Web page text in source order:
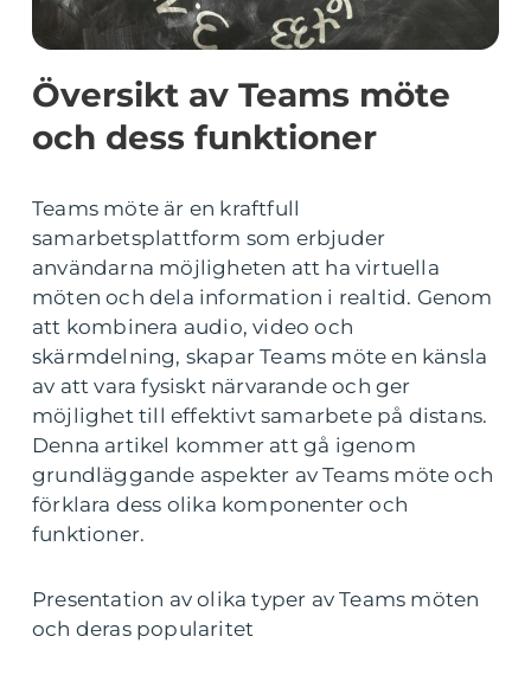
Översikt av Teams möte
och dess funktioner
Teams möte är en kraftfull
samarbetsplattform som erbjuder
användarna möjligheten att ha virtuella
möten och dela information i realtid. Genom
att kombinera audio, video och
skärmdelning, skapar Teams möte en känsla
av att vara fysiskt närvarande och ger
möjlighet till effektivt samarbete på distans.
Denna artikel kommer att gå igenom
grundläggande aspekter av Teams möte och
förklara dess olika komponenter och
funktioner.
Presentation av olika typer av Teams möten
och deras popularitet